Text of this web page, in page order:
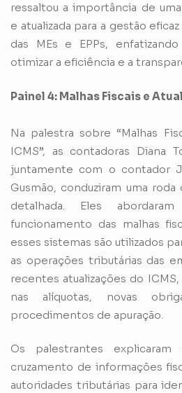
ressaltou a importância de
e atualizada para a gestão
das MEs e EPPs,
otimizar a eficiência e a
Painel 4: Malhas Fiscais e
Na palestra sobre “Malhas
ICMS”, as contadoras Diana
juntamente com o contador
Gusmão, conduziram uma
detalhada. Eles
funcionamento das malhas
esses sistemas são utilizados
as operações tributárias das
recentes atualizações do
nas alíquotas, novas
procedimentos de apuração.
Os palestrantes
cruzamento de informações
autoridades tributárias para